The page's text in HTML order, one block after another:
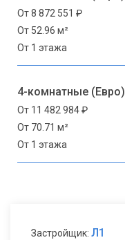
От 8 872 551 ₽
От 52.96 м²
От 1 этажа
4-комнатные (Евро)
От 11 482 984 ₽
От 70.71 м²
От 1 этажа
Застройщик: Л1